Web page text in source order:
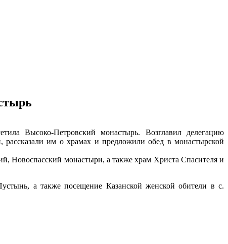
Высоко-Петровский монастырь. Возглавил делегацию
им о храмах и предложили обед в монастырской
Новоспасский монастыри, а также храм Христа Спасителя и
а также посещение Казанской женской обители в с.